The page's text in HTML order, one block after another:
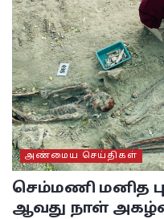
அண்மைய செய்திகள்
செம்மணி மனித
ஆவது நாள்